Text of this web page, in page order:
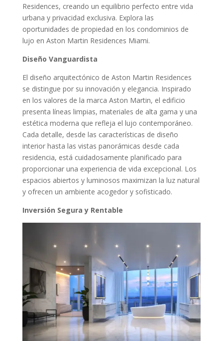
Residences, creando un equilibrio perfecto entre vida
urbana y privacidad exclusiva. Explora las
oportunidades de propiedad en los condominios de
lujo en Aston Martin Residences Miami.
Diseño Vanguardista
El diseño arquitectónico de Aston Martin Residences
se distingue por su innovación y elegancia. Inspirado
en los valores de la marca Aston Martin, el edificio
presenta líneas limpias, materiales de alta gama y una
estética moderna que refleja el lujo contemporáneo.
Cada detalle, desde las características de diseño
interior hasta las vistas panorámicas desde cada
residencia, está cuidadosamente planificado para
proporcionar una experiencia de vida excepcional. Los
espacios abiertos y luminosos maximizan la luz natural
y ofrecen un ambiente acogedor y sofisticado.
Inversión Segura y Rentable